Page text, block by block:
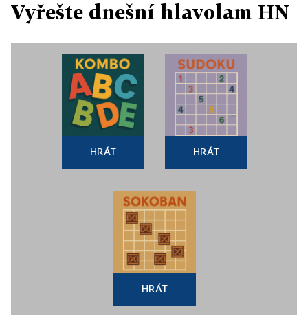
Vyřešte dnešní hlavolam HN
HRÁT HRÁT
HRÁT